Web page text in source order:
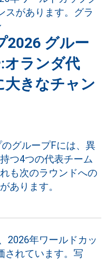
2026 グルー
オランダ代
大きなチャン
グループFには、異
つ4つの代表チーム
も次のラウンドへの
あります。